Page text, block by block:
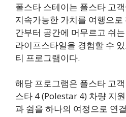
폴스타 스테이는 폴스타 고
지속가능한 가치를 여행으
간부터 공간에 머무르고 쉬
라이프스타일을 경험할 수
티 프로그램이다.
해당 프로그램은 폴스타 고
스타 4 (Polestar 4) 차량 지
과 쉼을 하나의 여정으로 연